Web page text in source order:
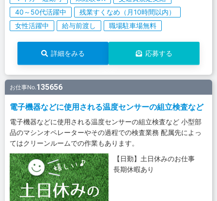
40～50代活躍中
残業すくなめ（月10時間以内）
女性活躍中
給与前渡し 職場駐車場無料
詳細をみる 応募する
お仕事No.135656
電子機器などに使用される温度センサーの組立検査など
電子機器などに使用される温度センサーの組立検査など 小型部
品のマシンオペレーターやその過程での検査業務 配属先によっ
てはクリーンルームでの作業もあります。
【日勤】土日休みのお仕事
長期休暇あり